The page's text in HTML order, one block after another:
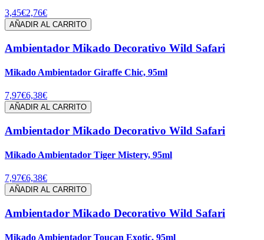
3,45€2,76€
AÑADIR AL CARRITO
Ambientador Mikado Decorativo Wild Safari
Mikado Ambientador Giraffe Chic, 95ml
7,97€6,38€
AÑADIR AL CARRITO
Ambientador Mikado Decorativo Wild Safari
Mikado Ambientador Tiger Mistery, 95ml
7,97€6,38€
AÑADIR AL CARRITO
Ambientador Mikado Decorativo Wild Safari
Mikado Ambientador Toucan Exotic, 95ml